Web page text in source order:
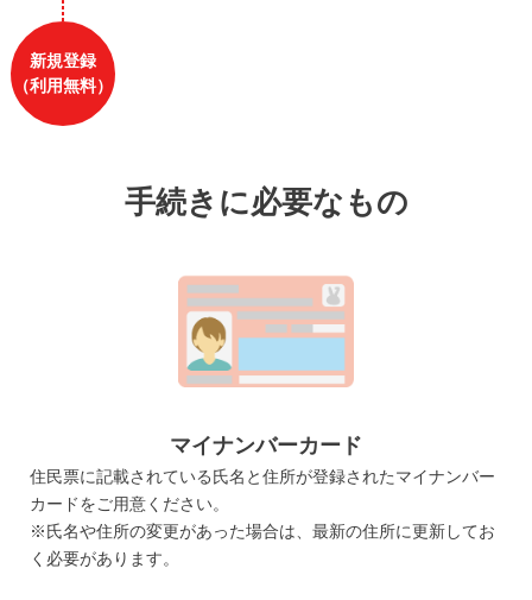
新規登録
（利用無料）
手続きに必要なもの
マイナンバーカード
住民票に記載されている氏名と住所が登録されたマイナンバー
カードをご用意ください。
※氏名や住所の変更があった場合は、最新の住所に更新してお
く必要があります。